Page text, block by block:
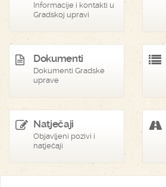
Informacije i kontakti u
Gradskoj upravi
Dokumenti
Dokumenti Gradske
uprave
Natječaji
Objavljeni pozivi i
natječaji